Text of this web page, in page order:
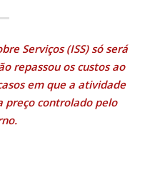
Serviços (ISS) só será
repassou os custos ao
em que a atividade
preço controlado pelo